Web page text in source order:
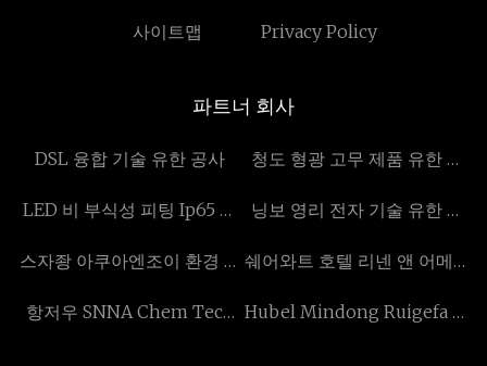
사이트맵 Privacy Policy
파트너 회사
DSL 융합 기술 유한 공사
청도 형광 고무 제품 유한 공
LED 비 부식성 피팅 Ip65 공
닝보 영리 전자 기술 유한 회
스자좡 아쿠아엔조이 환경 주 쉐어와트 호텔 리넨 앤 어메니
항저우 SNNA Chem Tech Hubel Mindong Ruigefa 모